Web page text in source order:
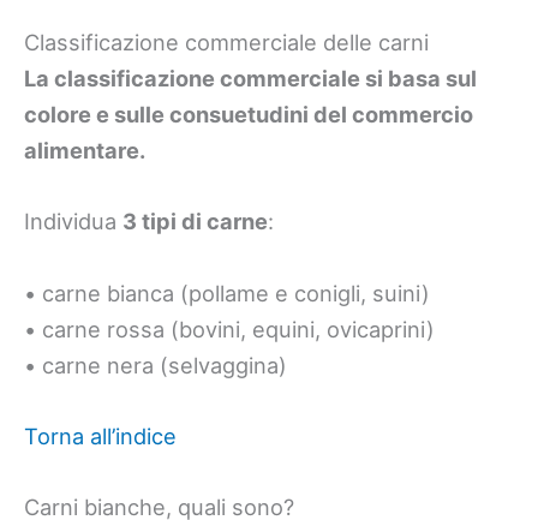
Classificazione commerciale delle carni
La classificazione commerciale si basa sul
colore e sulle consuetudini del commercio
alimentare.
Individua 3 tipi di carne:
• carne bianca (pollame e conigli, suini)
• carne rossa (bovini, equini, ovicaprini)
• carne nera (selvaggina)
Torna all’indice
Carni bianche, quali sono?